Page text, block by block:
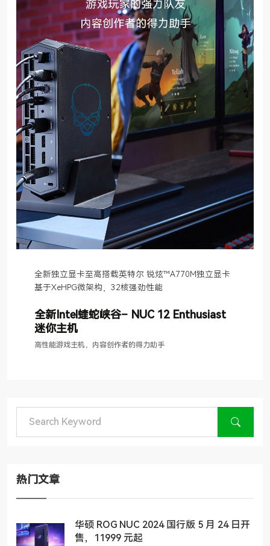
全新独立显卡至高搭载英特尔 锐炫™A770M独立显卡
基于XeHPG微架构，32核强劲性能
全新Intel蝰蛇峡谷– NUC 12 Enthusiast
迷你主机
高性能游戏主机，内容创作者的得力助手
热门文章
华硕 ROG NUC 2024 国行版 5 月 24 日开
售，11999 元起